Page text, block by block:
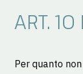
ART.
Per quanto